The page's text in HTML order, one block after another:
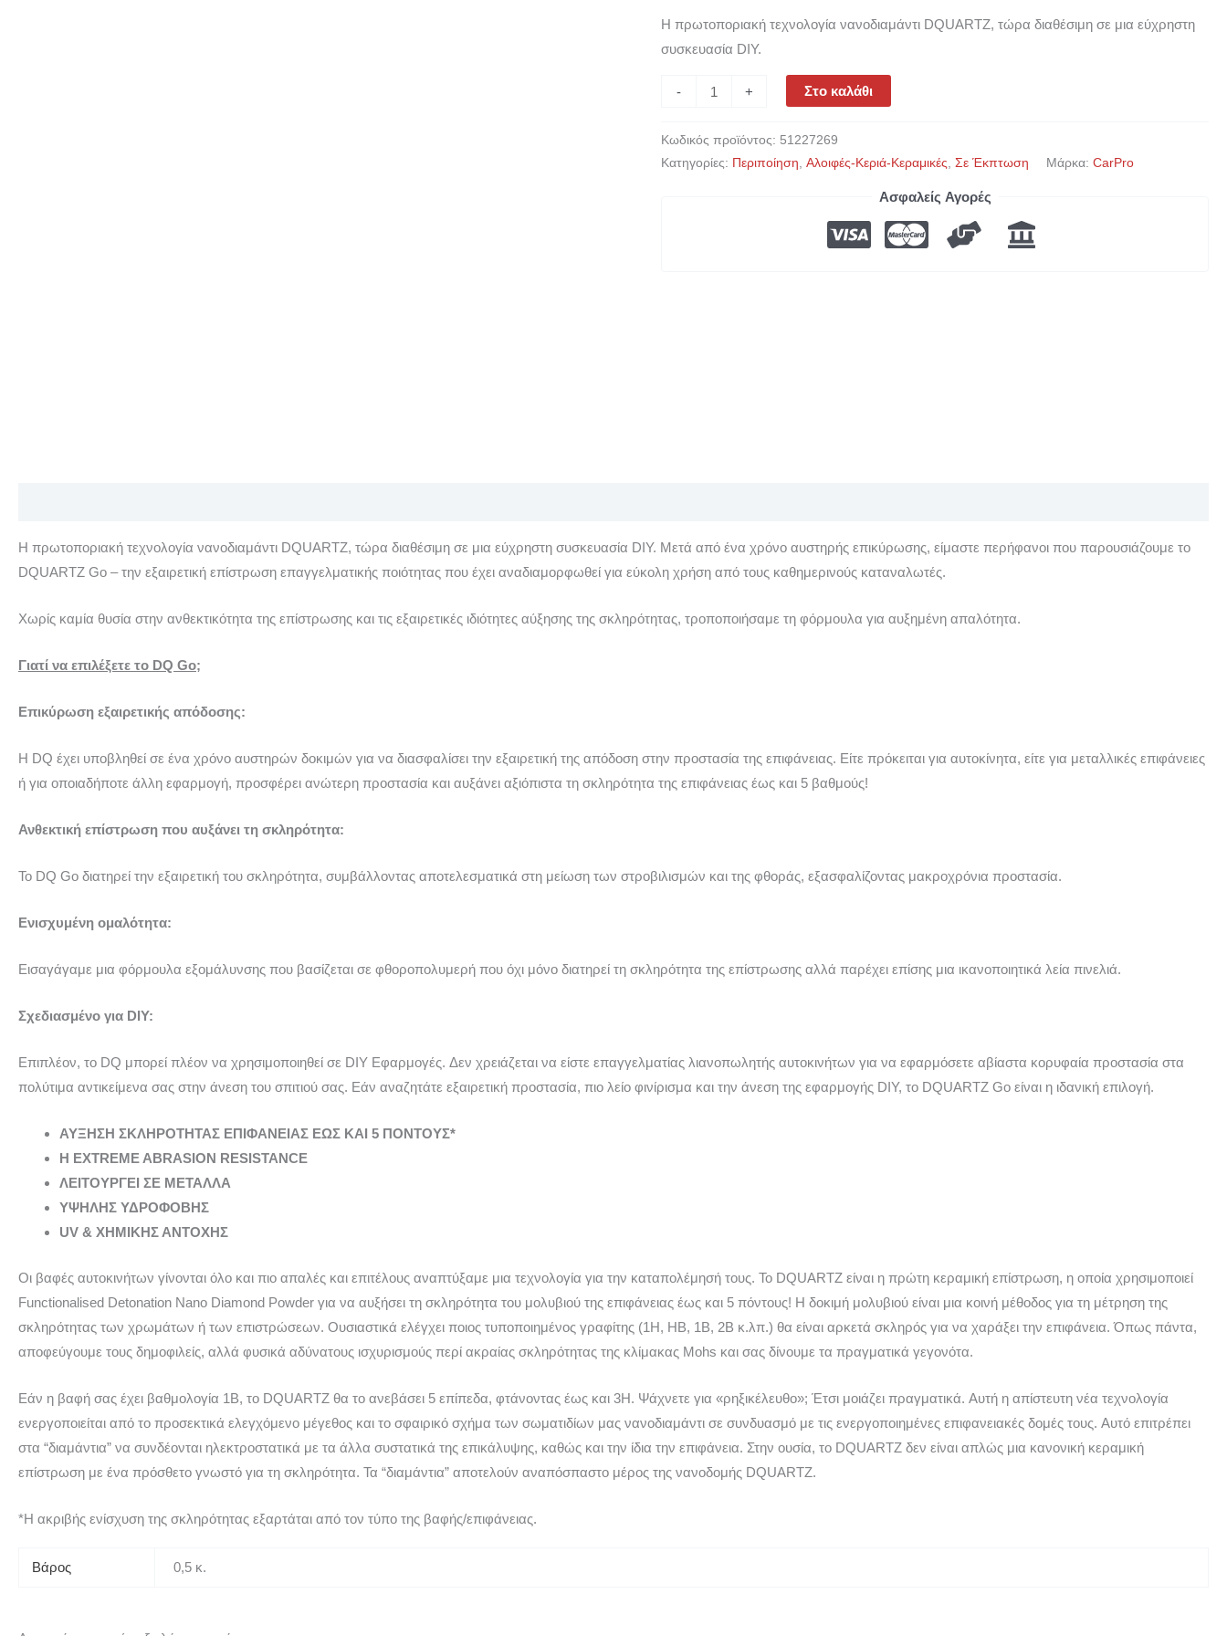
Η πρωτοποριακή τεχνολογία νανοδιαμάντι DQUARTZ, τώρα διαθέσιμη σε μια εύχρηστη
συσκευασία DIY.
- + Στο καλάθι
Κωδικός προϊόντος: 51227269
Κατηγορίες: Περιποίηση,Αλοιφές-Κεριά-Κεραμικές,Σε Έκπτωση Μάρκα:CarPro
Ασφαλείς Αγορές
Η πρωτοποριακή τεχνολογία νανοδιαμάντι DQUARTZ, τώρα διαθέσιμη σε μια εύχρηστη συσκευασία DIY. Μετά από ένα χρόνο αυστηρής επικύρωσης, είμαστε περήφανοι που παρουσιάζουμε το
DQUARTZ Go – την εξαιρετική επίστρωση επαγγελματικής ποιότητας που έχει αναδιαμορφωθεί για εύκολη χρήση από τους καθημερινούς καταναλωτές.
Χωρίς καμία θυσία στην ανθεκτικότητα της επίστρωσης και τις εξαιρετικές ιδιότητες αύξησης της σκληρότητας, τροποποιήσαμε τη φόρμουλα για αυξημένη απαλότητα.
Γιατί να επιλέξετε το DQ Go;
Επικύρωση εξαιρετικής απόδοσης:
Η DQ έχει υποβληθεί σε ένα χρόνο αυστηρών δοκιμών για να διασφαλίσει την εξαιρετική της απόδοση στην προστασία της επιφάνειας. Είτε πρόκειται για αυτοκίνητα, είτε για μεταλλικές επιφάνειες
ή για οποιαδήποτε άλλη εφαρμογή, προσφέρει ανώτερη προστασία και αυξάνει αξιόπιστα τη σκληρότητα της επιφάνειας έως και 5 βαθμούς!
Ανθεκτική επίστρωση που αυξάνει τη σκληρότητα:
Το DQ Go διατηρεί την εξαιρετική του σκληρότητα, συμβάλλοντας αποτελεσματικά στη μείωση των στροβιλισμών και της φθοράς, εξασφαλίζοντας μακροχρόνια προστασία.
Ενισχυμένη ομαλότητα:
Εισαγάγαμε μια φόρμουλα εξομάλυνσης που βασίζεται σε φθοροπολυμερή που όχι μόνο διατηρεί τη σκληρότητα της επίστρωσης αλλά παρέχει επίσης μια ικανοποιητικά λεία πινελιά.
Σχεδιασμένο για DIY:
Επιπλέον, το DQ μπορεί πλέον να χρησιμοποιηθεί σε DIY Εφαρμογές. Δεν χρειάζεται να είστε επαγγελματίας λιανοπωλητής αυτοκινήτων για να εφαρμόσετε αβίαστα κορυφαία προστασία στα
πολύτιμα αντικείμενα σας στην άνεση του σπιτιού σας. Εάν αναζητάτε εξαιρετική προστασία, πιο λείο φινίρισμα και την άνεση της εφαρμογής DIY, το DQUARTZ Go είναι η ιδανική επιλογή.
ΑΥΞΗΣΗ ΣΚΛΗΡΟΤΗΤΑΣ ΕΠΙΦΑΝΕΙΑΣ ΕΩΣ ΚΑΙ 5 ΠΟΝΤΟΥΣ*
Η EXTREME ABRASION RESISTANCE
ΛΕΙΤΟΥΡΓΕΙ ΣΕ ΜΕΤΑΛΛΑ
ΥΨΗΛΗΣ ΥΔΡΟΦΟΒΗΣ
UV & ΧΗΜΙΚΗΣ ΑΝΤΟΧΗΣ
Οι βαφές αυτοκινήτων γίνονται όλο και πιο απαλές και επιτέλους αναπτύξαμε μια τεχνολογία για την καταπολέμησή τους. Το DQUARTZ είναι η πρώτη κεραμική επίστρωση, η οποία χρησιμοποιεί
Functionalised Detonation Nano Diamond Powder για να αυξήσει τη σκληρότητα του μολυβιού της επιφάνειας έως και 5 πόντους! Η δοκιμή μολυβιού είναι μια κοινή μέθοδος για τη μέτρηση της
σκληρότητας των χρωμάτων ή των επιστρώσεων. Ουσιαστικά ελέγχει ποιος τυποποιημένος γραφίτης (1H, HB, 1B, 2B κ.λπ.) θα είναι αρκετά σκληρός για να χαράξει την επιφάνεια. Όπως πάντα,
αποφεύγουμε τους δημοφιλείς, αλλά φυσικά αδύνατους ισχυρισμούς περί ακραίας σκληρότητας της κλίμακας Mohs και σας δίνουμε τα πραγματικά γεγονότα.
Εάν η βαφή σας έχει βαθμολογία 1B, το DQUARTZ θα το ανεβάσει 5 επίπεδα, φτάνοντας έως και 3H. Ψάχνετε για «ρηξικέλευθο»; Έτσι μοιάζει πραγματικά. Αυτή η απίστευτη νέα τεχνολογία
ενεργοποιείται από το προσεκτικά ελεγχόμενο μέγεθος και το σφαιρικό σχήμα των σωματιδίων μας νανοδιαμάντι σε συνδυασμό με τις ενεργοποιημένες επιφανειακές δομές τους. Αυτό επιτρέπει
στα “διαμάντια” να συνδέονται ηλεκτροστατικά με τα άλλα συστατικά της επικάλυψης, καθώς και την ίδια την επιφάνεια. Στην ουσία, το DQUARTZ δεν είναι απλώς μια κανονική κεραμική
επίστρωση με ένα πρόσθετο γνωστό για τη σκληρότητα. Τα “διαμάντια” αποτελούν αναπόσπαστο μέρος της νανοδομής DQUARTZ.
*Η ακριβής ενίσχυση της σκληρότητας εξαρτάται από τον τύπο της βαφής/επιφάνειας.
Βάρος 0,5 κ.